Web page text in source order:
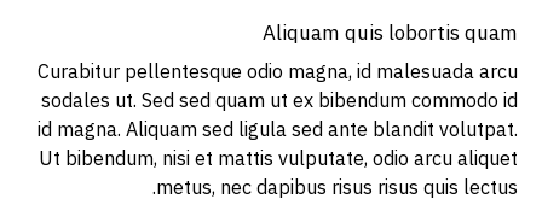
Aliquam quis lobortis quam
Curabitur pellentesque odio magna, id malesuada arcu
sodales ut. Sed sed quam ut ex bibendum commodo id
id magna. Aliquam sed ligula sed ante blandit volutpat.
Ut bibendum, nisi et mattis vulputate, odio arcu aliquet
metus, nec dapibus risus risus quis lectus.